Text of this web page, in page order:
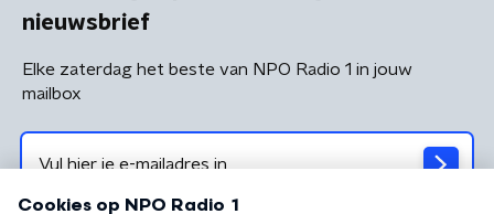
nieuwsbrief
Elke zaterdag het beste van NPO Radio 1 in jouw
mailbox